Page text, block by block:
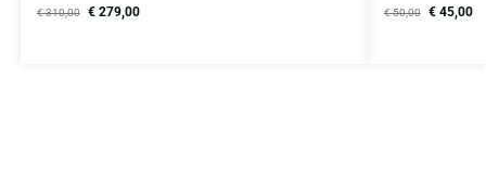
€310,00 €279,00 €50,00 €45,00